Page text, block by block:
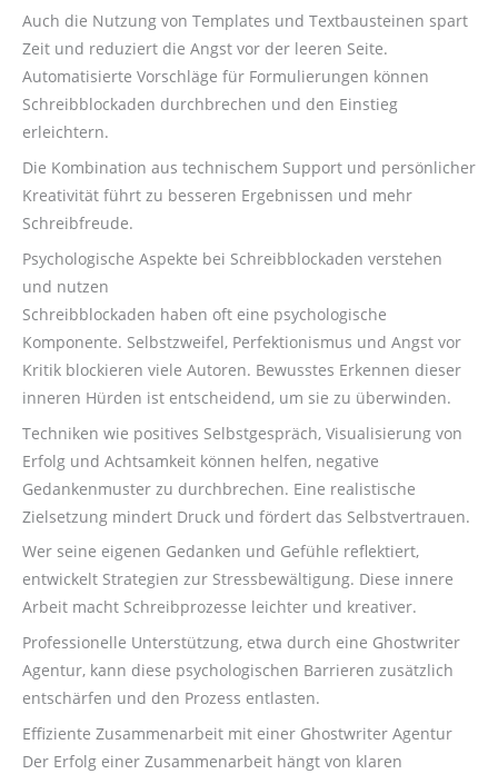
Auch die Nutzung von Templates und Textbausteinen spart
Zeit und reduziert die Angst vor der leeren Seite.
Automatisierte Vorschläge für Formulierungen können
Schreibblockaden durchbrechen und den Einstieg
erleichtern.
Die Kombination aus technischem Support und persönlicher
Kreativität führt zu besseren Ergebnissen und mehr
Schreibfreude.
Psychologische Aspekte bei Schreibblockaden verstehen
und nutzen
Schreibblockaden haben oft eine psychologische
Komponente. Selbstzweifel, Perfektionismus und Angst vor
Kritik blockieren viele Autoren. Bewusstes Erkennen dieser
inneren Hürden ist entscheidend, um sie zu überwinden.
Techniken wie positives Selbstgespräch, Visualisierung von
Erfolg und Achtsamkeit können helfen, negative
Gedankenmuster zu durchbrechen. Eine realistische
Zielsetzung mindert Druck und fördert das Selbstvertrauen.
Wer seine eigenen Gedanken und Gefühle reflektiert,
entwickelt Strategien zur Stressbewältigung. Diese innere
Arbeit macht Schreibprozesse leichter und kreativer.
Professionelle Unterstützung, etwa durch eine Ghostwriter
Agentur, kann diese psychologischen Barrieren zusätzlich
entschärfen und den Prozess entlasten.
Effiziente Zusammenarbeit mit einer Ghostwriter Agentur
Der Erfolg einer Zusammenarbeit hängt von klaren